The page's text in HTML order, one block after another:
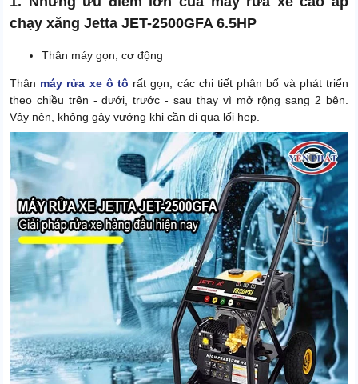
chạy xăng Jetta JET-2500GFA 6.5HP
Thân máy gọn, cơ động
Thân máy rửa xe ô tô rất gọn, các chi tiết phân bố và phát triển
theo chiều trên - dưới, trước - sau thay vì mở rộng sang 2 bên.
Vậy nên, không gây vướng khi cần đi qua lối hẹp.